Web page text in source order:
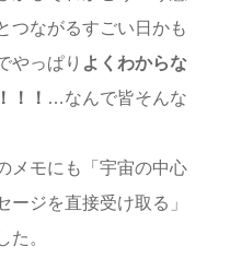
つながるすごい日かも
やっぱり よくわからな
！！ …なんで皆そんな
メモにも「宇宙の中心
ージを直接受け取る」
た。